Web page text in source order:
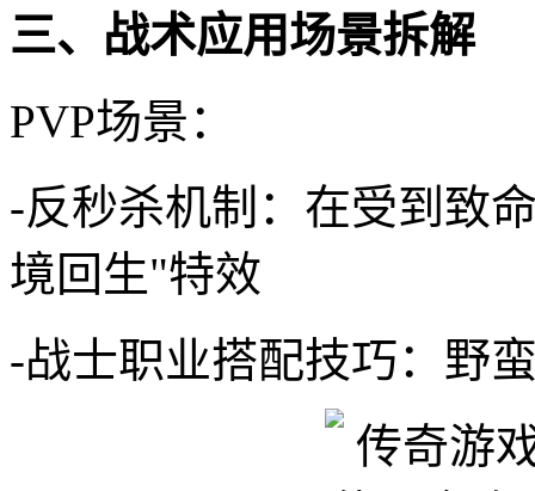
三、战术应用场景拆解
PVP场景：
-反秒杀机制：在受到致
境回生"特效
-战士职业搭配技巧：野